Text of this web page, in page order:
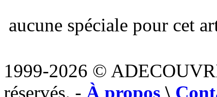
aucune spéciale pour cet
1999-2026 ©
réservés. - À propos \